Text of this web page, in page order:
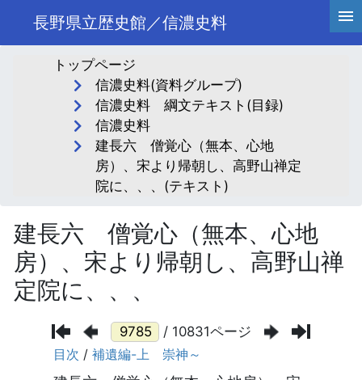
長野県立歴史館／信濃史料
トップページ
信濃史料(資料グループ)
信濃史料 綱文テキスト(目録)
信濃史料
建長六 僧覚心（無本、心地
房）、宋より帰朝し、高野山禅定
院に、、、(テキスト)
建長六 僧覚心（無本、心地
房）、宋より帰朝し、高野山禅
定院に、、、
/ 10831ページ